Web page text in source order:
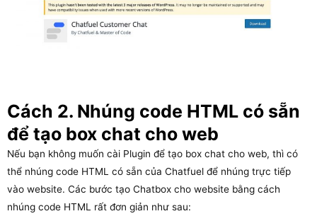
Cách 2. Nhúng code HTML có sẵn
để tạo box chat cho web
Nếu bạn không muốn cài Plugin để tạo box chat cho web, thì có
thể nhúng code HTML có sẵn của Chatfuel để nhúng trực tiếp
vào website. Các bước tạo Chatbox cho website bằng cách
nhúng code HTML rất đơn giản như sau: